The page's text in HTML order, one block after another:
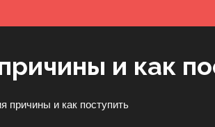
и как
причины и как поступить